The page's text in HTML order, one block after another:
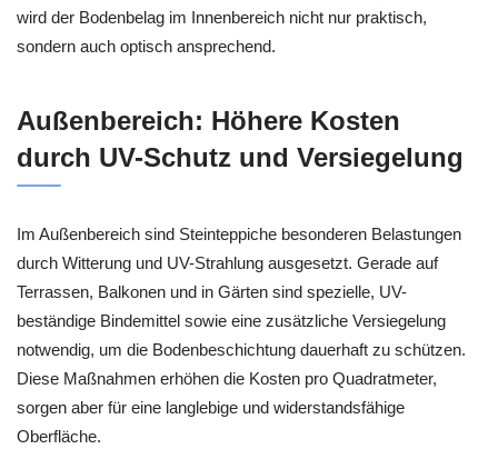
wird der Bodenbelag im Innenbereich nicht nur praktisch,
sondern auch optisch ansprechend.
Außenbereich: Höhere Kosten
durch UV-Schutz und Versiegelung
Im Außenbereich sind Steinteppiche besonderen Belastungen
durch Witterung und UV-Strahlung ausgesetzt. Gerade auf
Terrassen, Balkonen und in Gärten sind spezielle, UV-
beständige Bindemittel sowie eine zusätzliche Versiegelung
notwendig, um die Bodenbeschichtung dauerhaft zu schützen.
Diese Maßnahmen erhöhen die Kosten pro Quadratmeter,
sorgen aber für eine langlebige und widerstandsfähige
Oberfläche.